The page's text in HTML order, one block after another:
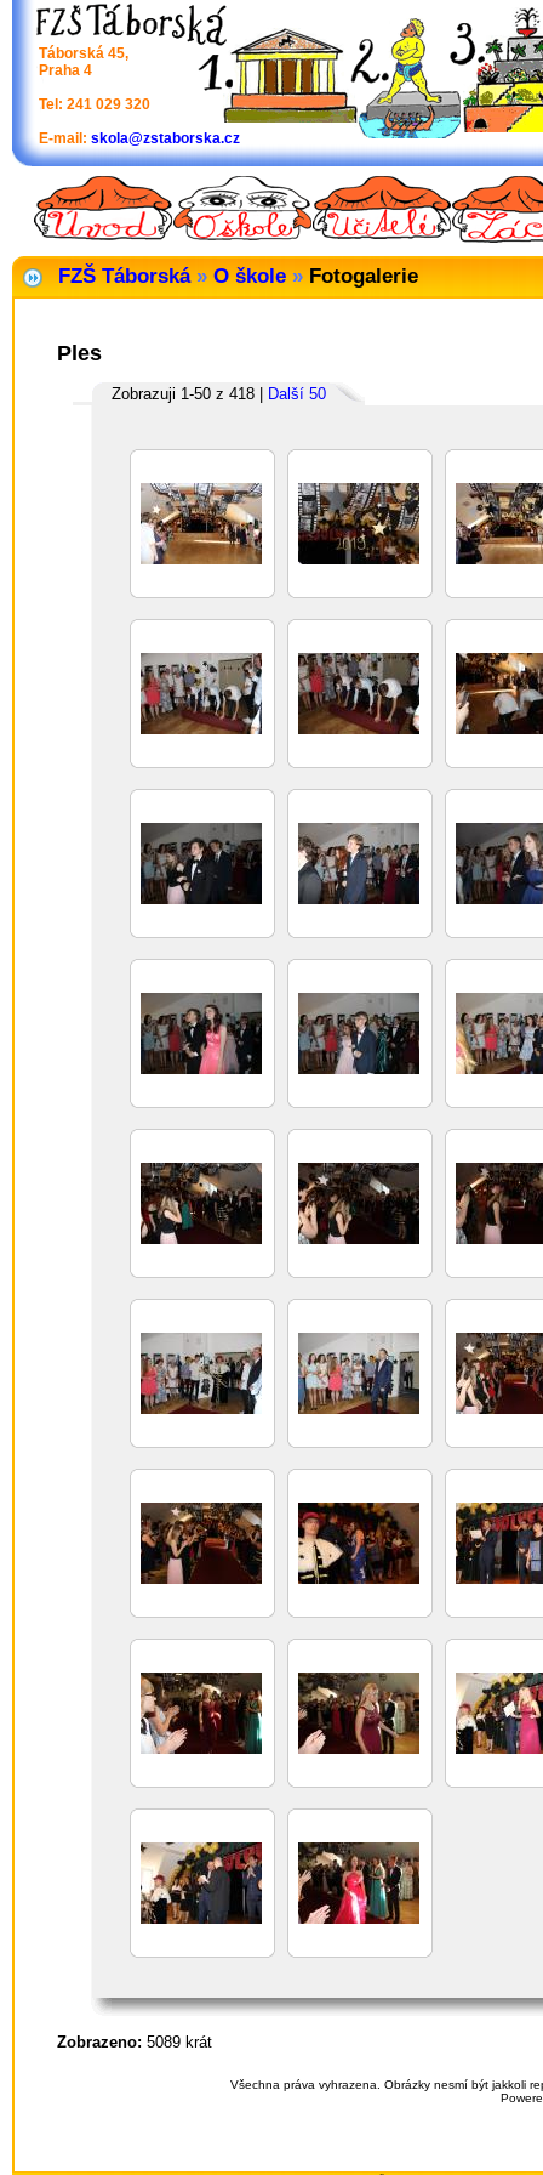
Táborská 45,
Praha 4
Tel: 241 029 320
E-mail: skola@zstaborska.cz
FZŠ Táborská » O škole » Fotogalerie
Ples
Zobrazuji 1-50 z 418 | Další 50
Zobrazeno: 5089 krát
Všechna práva vyhrazena. Obrázky nesmí být jakkoli